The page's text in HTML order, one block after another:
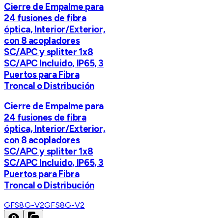
Cierre de Empalme para
24 fusiones de fibra
óptica, Interior/Exterior,
con 8 acopladores
SC/APC y splitter 1x8
SC/APC Incluido, IP65, 3
Puertos para Fibra
Troncal o Distribución
Cierre de Empalme para
24 fusiones de fibra
óptica, Interior/Exterior,
con 8 acopladores
SC/APC y splitter 1x8
SC/APC Incluido, IP65, 3
Puertos para Fibra
Troncal o Distribución
GFS8G-V2GFS8G-V2